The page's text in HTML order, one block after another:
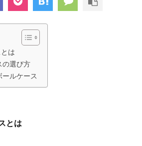
は
の選び方
ルケース
とは